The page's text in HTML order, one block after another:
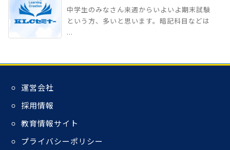
中学生のみなさん来週からいよいよ期末試験
という方、多いと思います。暗記科目などは
...
運営会社
採用情報
教育情報サイト
プライバシーポリシー